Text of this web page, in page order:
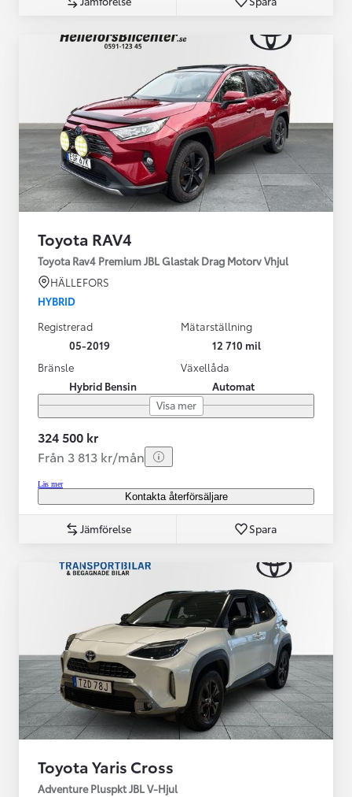
Toyota RAV4
Toyota Rav4 Premium JBL Glastak Drag Motorv Vhjul
HÄLLEFORS
HYBRID
Registrerad
05-2019
Mätarställning
12 710 mil
Bränsle
Hybrid Bensin
Växellåda
Automat
Visa mer
324 500 kr
Från 3 813 kr/mån
Läs mer
Kontakta återförsäljare
Jämförelse Spara
Toyota Yaris Cross
Adventure Pluspkt JBL V-Hjul